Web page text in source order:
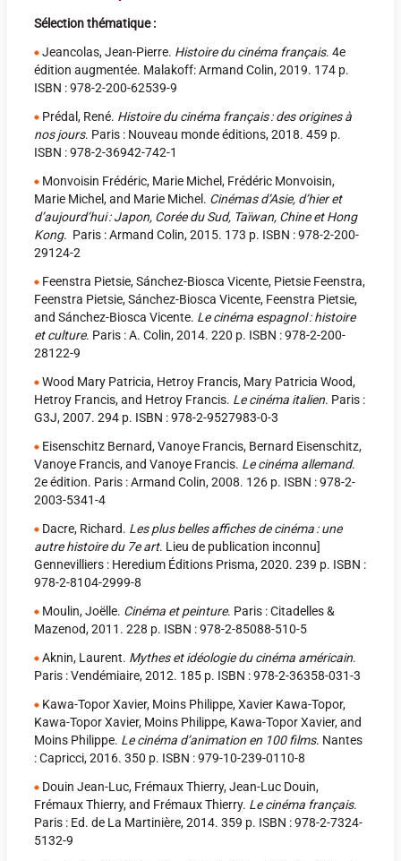
Sélection thématique :
Jeancolas, Jean-Pierre. Histoire du cinéma français. 4e
édition augmentée. Malakoff: Armand Colin, 2019. 174 p.
ISBN : 978-2-200-62539-9
Prédal, René. Histoire du cinéma français : des origines à
nos jours. Paris : Nouveau monde éditions, 2018. 459 p.
ISBN : 978-2-36942-742-1
Monvoisin Frédéric, Marie Michel, Frédéric Monvoisin,
Marie Michel, and Marie Michel. Cinémas d’Asie, d’hier et
d’aujourd’hui : Japon, Corée du Sud, Taïwan, Chine et Hong
Kong. Paris : Armand Colin, 2015. 173 p. ISBN : 978-2-200-
29124-2
Feenstra Pietsie, Sánchez-Biosca Vicente, Pietsie Feenstra,
Feenstra Pietsie, Sánchez-Biosca Vicente, Feenstra Pietsie,
and Sánchez-Biosca Vicente. Le cinéma espagnol : histoire
et culture. Paris : A. Colin, 2014. 220 p. ISBN : 978-2-200-
28122-9
Wood Mary Patricia, Hetroy Francis, Mary Patricia Wood,
Hetroy Francis, and Hetroy Francis. Le cinéma italien. Paris :
G3J, 2007. 294 p. ISBN : 978-2-9527983-0-3
Eisenschitz Bernard, Vanoye Francis, Bernard Eisenschitz,
Vanoye Francis, and Vanoye Francis. Le cinéma allemand.
2e édition. Paris : Armand Colin, 2008. 126 p. ISBN : 978-2-
2003-5341-4
Dacre, Richard. Les plus belles affiches de cinéma : une
autre histoire du 7e art. Lieu de publication inconnu]
Gennevilliers : Heredium Éditions Prisma, 2020. 239 p. ISBN :
978-2-8104-2999-8
Moulin, Joëlle. Cinéma et peinture. Paris : Citadelles &
Mazenod, 2011. 228 p. ISBN : 978-2-85088-510-5
Aknin, Laurent. Mythes et idéologie du cinéma américain.
Paris : Vendémiaire, 2012. 185 p. ISBN : 978-2-36358-031-3
Kawa-Topor Xavier, Moins Philippe, Xavier Kawa-Topor,
Kawa-Topor Xavier, Moins Philippe, Kawa-Topor Xavier, and
Moins Philippe. Le cinéma d’animation en 100 films. Nantes
: Capricci, 2016. 350 p. ISBN : 979-10-239-0110-8
Douin Jean-Luc, Frémaux Thierry, Jean-Luc Douin,
Frémaux Thierry, and Frémaux Thierry. Le cinéma français.
Paris : Ed. de La Martinière, 2014. 359 p. ISBN : 978-2-7324-
5132-9